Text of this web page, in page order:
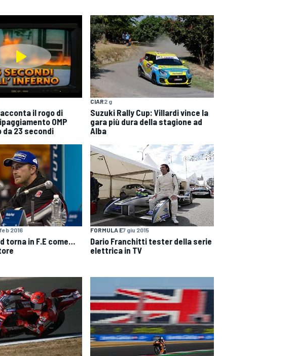
il rogo di
OMP
da 23 secondi
CIAR2 g
Suzuki Rally Cup: Villardi vince la
gara più dura della stagione ad
Alba
2016
torna in F.E come…
FORMULA E7 giu 2015
Dario Franchitti tester della serie
elettrica in TV